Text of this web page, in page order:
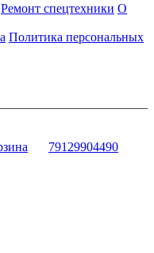
Ремонт спецтехники О
Политика персональных
79129904490